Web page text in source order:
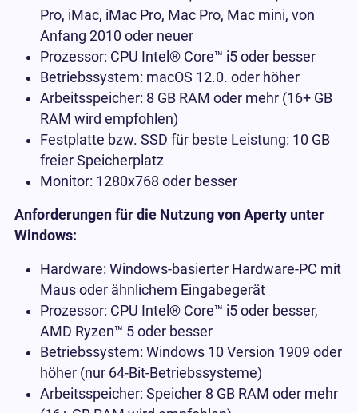
Pro, iMac, iMac Pro, Mac Pro, Mac mini, von
Anfang 2010 oder neuer
Prozessor: CPU Intel® Core™ i5 oder besser
Betriebssystem: macOS 12.0. oder höher
Arbeitsspeicher: 8 GB RAM oder mehr (16+ GB
RAM wird empfohlen)
Festplatte bzw. SSD für beste Leistung: 10 GB
freier Speicherplatz
Monitor: 1280x768 oder besser
Anforderungen für die Nutzung von Aperty unter
Windows:
Hardware: Windows-basierter Hardware-PC mit
Maus oder ähnlichem Eingabegerät
Prozessor: CPU Intel® Core™ i5 oder besser,
AMD Ryzen™ 5 oder besser
Betriebssystem: Windows 10 Version 1909 oder
höher (nur 64-Bit-Betriebssysteme)
Arbeitsspeicher: Speicher 8 GB RAM oder mehr